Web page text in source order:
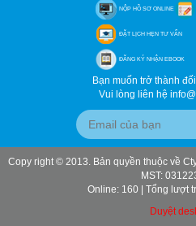
NỘP HỒ SƠ ONLINE
ĐẶT LỊCH HẸN TƯ VẤN
ĐĂNG KÝ NHẬN EBOOK
Bạn muốn trở thành
Vui lòng liên hệ
Copy right © 2013. Bản quyền thuộc về
MST:
Online: 160 | Tổng lượt
Duyệt